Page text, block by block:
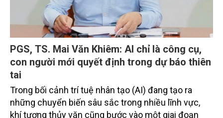
PGS, TS. Mai Văn Khiêm: AI chỉ là công cụ,
con người mới quyết định trong dự báo thiên
tai
Trong bối cảnh trí tuệ nhân tạo (AI) đang tạo ra
những chuyển biến sâu sắc trong nhiều lĩnh vực,
khí tượng thủy văn cũng bước vào một giai đoạn